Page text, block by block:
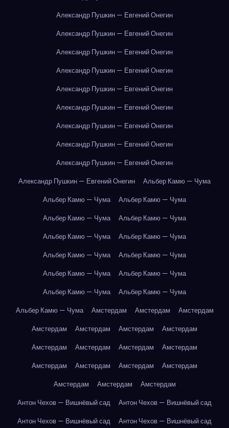
Александр Пушкин — Евгений Онегин
Александр Пушкин — Евгений Онегин
Александр Пушкин — Евгений Онегин
Александр Пушкин — Евгений Онегин
Александр Пушкин — Евгений Онегин
Александр Пушкин — Евгений Онегин
Александр Пушкин — Евгений Онегин
Александр Пушкин — Евгений Онегин
Александр Пушкин — Евгений Онегин
Александр Пушкин — Евгений Онегин
Альбер Камю — Чума
Альбер Камю — Чума
Альбер Камю — Чума
Альбер Камю — Чума
Альбер Камю — Чума
Альбер Камю — Чума
Альбер Камю — Чума
Альбер Камю — Чума
Альбер Камю — Чума
Альбер Камю — Чума
Альбер Камю — Чума
Альбер Камю — Чума
Альбер Камю — Чума
Альбер Камю — Чума
Амстердам Амстердам
Амстердам
Амстердам
Амстердам Амстердам
Амстердам
Амстердам
Амстердам Амстердам
Амстердам
Амстердам
Амстердам Амстердам
Амстердам
Амстердам
Амстердам
Амстердам
Антон Чехов — Вишнёвый сад
Антон Чехов — Вишнёвый сад
Антон Чехов — Вишнёвый сад
Антон Чехов — Вишнёвый сад